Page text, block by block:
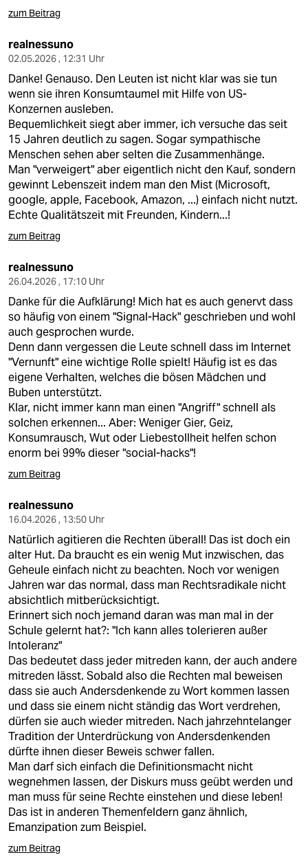
zum Beitrag
realnessuno
02.05.2026 , 12:31 Uhr
Danke! Genauso. Den Leuten ist nicht klar was sie tun
wenn sie ihren Konsumtaumel mit Hilfe von US-
Konzernen ausleben.
Bequemlichkeit siegt aber immer, ich versuche das seit
15 Jahren deutlich zu sagen. Sogar sympathische
Menschen sehen aber selten die Zusammenhänge.
Man "verweigert" aber eigentlich nicht den Kauf, sondern
gewinnt Lebenszeit indem man den Mist (Microsoft,
google, apple, Facebook, Amazon, ...) einfach nicht nutzt.
Echte Qualitätszeit mit Freunden, Kindern...!
zum Beitrag
realnessuno
26.04.2026 , 17:10 Uhr
Danke für die Aufklärung! Mich hat es auch genervt dass
so häufig von einem "Signal-Hack" geschrieben und wohl
auch gesprochen wurde.
Denn dann vergessen die Leute schnell dass im Internet
"Vernunft" eine wichtige Rolle spielt! Häufig ist es das
eigene Verhalten, welches die bösen Mädchen und
Buben unterstützt.
Klar, nicht immer kann man einen "Angriff" schnell als
solchen erkennen... Aber: Weniger Gier, Geiz,
Konsumrausch, Wut oder Liebestollheit helfen schon
enorm bei 99% dieser "social-hacks"!
zum Beitrag
realnessuno
16.04.2026 , 13:50 Uhr
Natürlich agitieren die Rechten überall! Das ist doch ein
alter Hut. Da braucht es ein wenig Mut inzwischen, das
Geheule einfach nicht zu beachten. Noch vor wenigen
Jahren war das normal, dass man Rechtsradikale nicht
absichtlich mitberücksichtigt.
Erinnert sich noch jemand daran was man mal in der
Schule gelernt hat?: "Ich kann alles tolerieren außer
Intoleranz"
Das bedeutet dass jeder mitreden kann, der auch andere
mitreden lässt. Sobald also die Rechten mal beweisen
dass sie auch Andersdenkende zu Wort kommen lassen
und dass sie einem nicht ständig das Wort verdrehen,
dürfen sie auch wieder mitreden. Nach jahrzehntelanger
Tradition der Unterdrückung von Andersdenkenden
dürfte ihnen dieser Beweis schwer fallen.
Man darf sich einfach die Definitionsmacht nicht
wegnehmen lassen, der Diskurs muss geübt werden und
man muss für seine Rechte einstehen und diese leben!
Das ist in anderen Themenfeldern ganz ähnlich,
Emanzipation zum Beispiel.
zum Beitrag